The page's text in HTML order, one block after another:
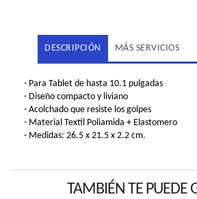
DESCRIPCIÓN MÁS SERVICIOS
- Para Tablet de hasta 10.1 pulgadas
- Diseño compacto y liviano
- Acolchado que resiste los golpes
- Material Textil Poliamida + Elastomero
- Medidas: 26.5 x 21.5 x 2.2 cm.
TAMBIÉN TE PUEDE